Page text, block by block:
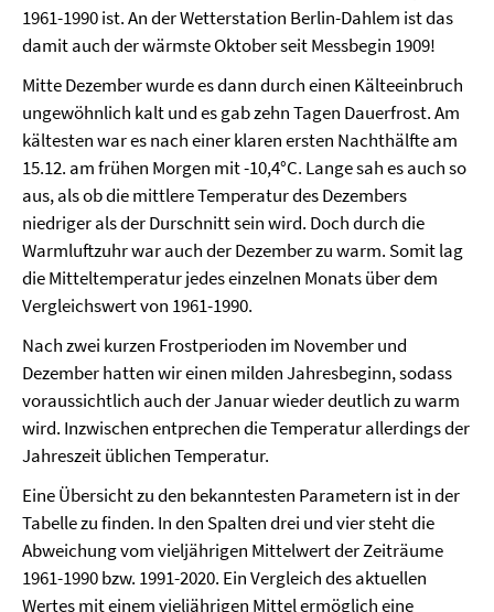
1961-1990 ist. An der Wetterstation Berlin-Dahlem ist das
damit auch der wärmste Oktober seit Messbegin 1909!
Mitte Dezember wurde es dann durch einen Kälteeinbruch
ungewöhnlich kalt und es gab zehn Tagen Dauerfrost. Am
kältesten war es nach einer klaren ersten Nachthälfte am
15.12. am frühen Morgen mit -10,4°C. Lange sah es auch so
aus, als ob die mittlere Temperatur des Dezembers
niedriger als der Durschnitt sein wird. Doch durch die
Warmluftzuhr war auch der Dezember zu warm. Somit lag
die Mitteltemperatur jedes einzelnen Monats über dem
Vergleichswert von 1961-1990.
Nach zwei kurzen Frostperioden im November und
Dezember hatten wir einen milden Jahresbeginn, sodass
voraussichtlich auch der Januar wieder deutlich zu warm
wird. Inzwischen entprechen die Temperatur allerdings der
Jahreszeit üblichen Temperatur.
Eine Übersicht zu den bekanntesten Parametern ist in der
Tabelle zu finden. In den Spalten drei und vier steht die
Abweichung vom vieljährigen Mittelwert der Zeiträume
1961-1990 bzw. 1991-2020. Ein Vergleich des aktuellen
Wertes mit einem vieljährigen Mittel ermöglich eine